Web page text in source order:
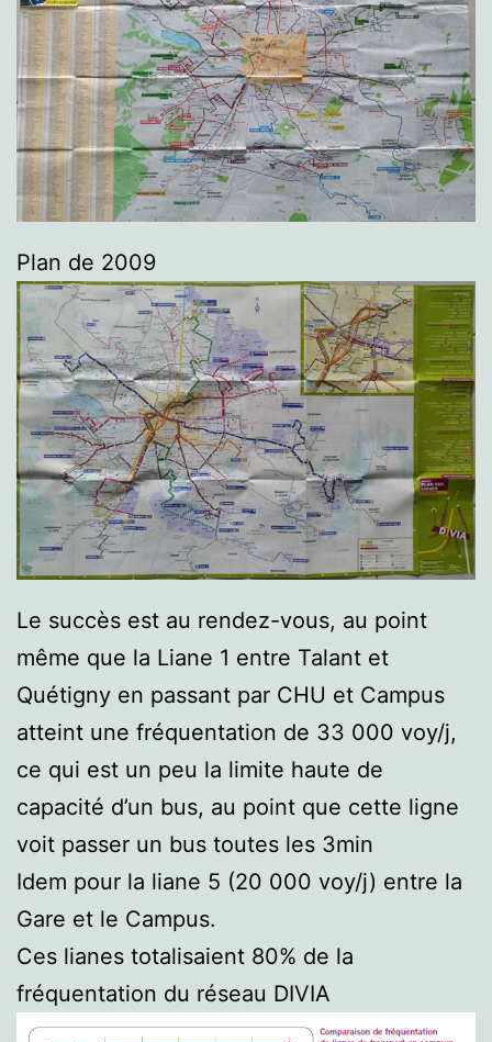
Plan de 2009
Le succès est au rendez-vous, au point
même que la Liane 1 entre Talant et
Quétigny en passant par CHU et Campus
atteint une fréquentation de 33 000 voy/j,
ce qui est un peu la limite haute de
capacité d’un bus, au point que cette ligne
voit passer un bus toutes les 3min
Idem pour la liane 5 (20 000 voy/j) entre la
Gare et le Campus.
Ces lianes totalisaient 80% de la
fréquentation du réseau DIVIA